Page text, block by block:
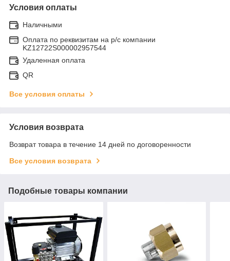
Условия оплаты
Наличными
Оплата по реквизитам на р/с компании
KZ12722S000002957544
Удаленная оплата
QR
Все условия оплаты
Условия возврата
Возврат товара в течение 14 дней по договоренности
Все условия возврата
Подобные товары компании